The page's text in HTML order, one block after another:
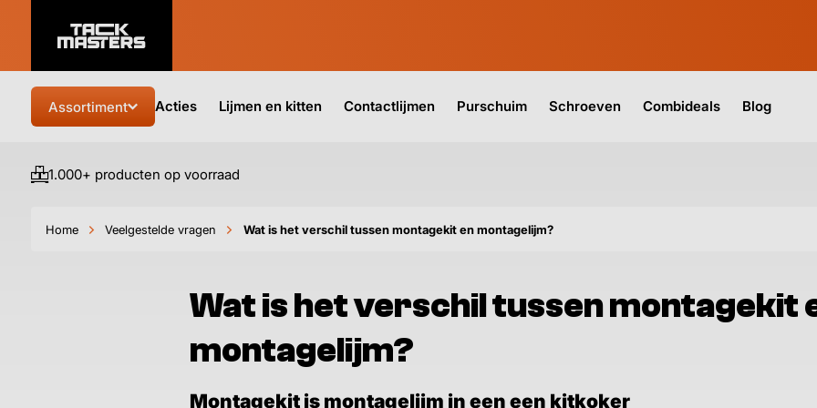
Assortiment Acties Lijmen en kitten Contactlijmen Purschuim Schroeven Combideals Blog
1.000+ producten op voorraad
Home Veelgestelde vragen Wat is het verschil tussen montagekit en montagelijm?
Wat is het verschil tussen montagekit
montagelijm?
Montagekit is montagelijm in een een kitkoker